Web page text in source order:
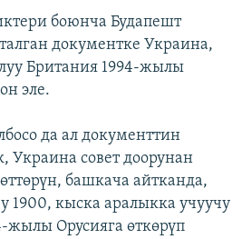
боюнча Будапешт
документке Украина,
Британия 1994-жылы
эле.
да ал документтин
Украина совет доорунан
башкача айтканда,
1900, кыска аралыкка учуучу
жылы Орусияга өткөрүп